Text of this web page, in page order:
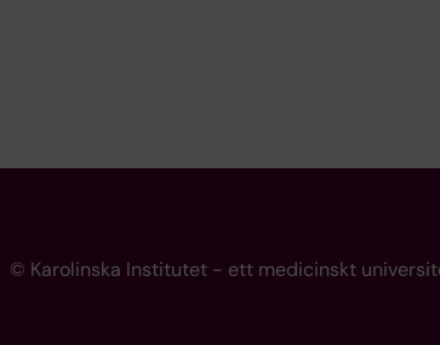
© Karolinska Institutet - ett medicinskt